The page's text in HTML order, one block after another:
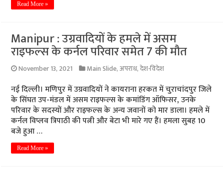
Read More »
Manipur : उग्रवादियों के हमले में असम
राइफल्स के कर्नल परिवार समेत 7 की मौत
November 13, 2021 Main Slide,अपराध,देश-विदेश
नई दिल्ली। मणिपुर में उग्रवादियों ने कायराना हरकत में चुराचांदपुर जिले
के सिंघत उप-मंडल में असम राइफल्स के कमांडिंग ऑफिसर, उनके
परिवार के सदस्यों और राइफल्स के अन्य जवानों को मार डाला। हमले में
कर्नल विप्लव त्रिपाठी की पत्नी और बेटा भी मारे गए हैं। हमला सुबह 10
बजे हुआ …
Read More »